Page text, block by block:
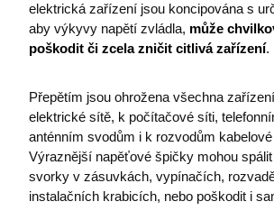
elektrická zařízení jsou koncipována s
aby výkyvy napětí zvládla, může
poškodit či zcela zničit citlivá zařízení.
Přepětím jsou ohrožena všechna
elektrické sítě, k počítačové síti,
anténním svodům i k rozvodům
Výraznější napěťové špičky mohou
svorky v zásuvkách, vypínačích,
instalačních krabicích, nebo poškodit i